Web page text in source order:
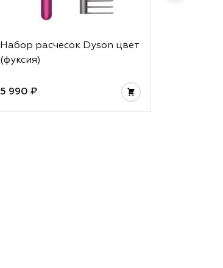
Набор расчесок Dyson цвет
(фуксия)
5 990 ₽